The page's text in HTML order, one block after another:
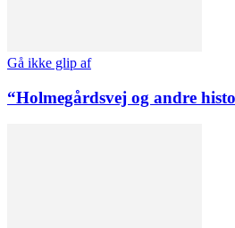
Gå ikke glip af
“Holmegårdsvej og andre